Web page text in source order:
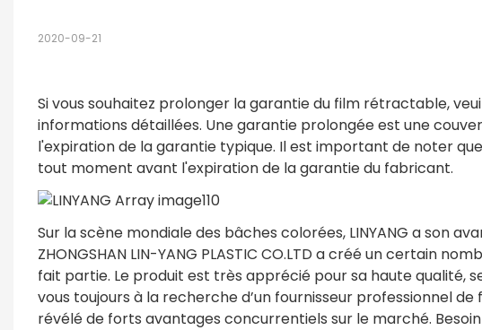
2020-09-21
Si vous souhaitez prolonger la garantie du film rétractable,
informations détaillées. Une garantie prolongée est une
l'expiration de la garantie typique. Il est important de noter
tout moment avant l'expiration de la garantie du fabricant.
Sur la scène mondiale des bâches colorées, LINYANG a son
ZHONGSHAN LIN-YANG PLASTIC CO.LTD a créé un certain
fait partie. Le produit est très apprécié pour sa haute qualité,
vous toujours à la recherche d’un fournisseur professionnel
révélé de forts avantages concurrentiels sur le marché.